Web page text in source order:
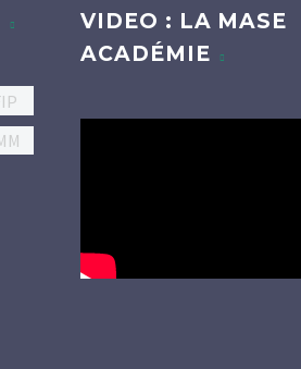
VIDEO : LA MASE
ACADÉMIE